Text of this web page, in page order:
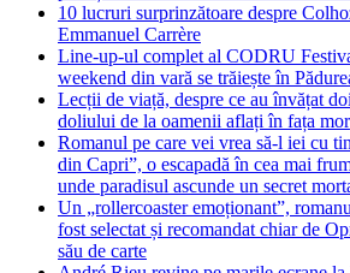
10 lucruri surprinzătoare despre
Emmanuel Carrère
Line-up-ul complet al CODRU
weekend din vară se trăiește în
Lecții de viață, despre ce au învățat
doliului de la oamenii aflați în fața
Romanul pe care vei vrea să-l iei cu
din Capri”, o escapadă în cea mai
unde paradisul ascunde un secret
Un „rollercoaster emoționant”,
fost selectat și recomandat chiar de
său de carte